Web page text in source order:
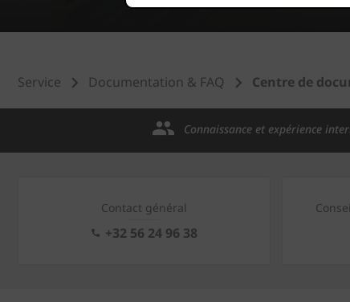
Service Documentation & FAQ Centre de
Connaissance et expérience
Contact général
+32 56 24 96 38